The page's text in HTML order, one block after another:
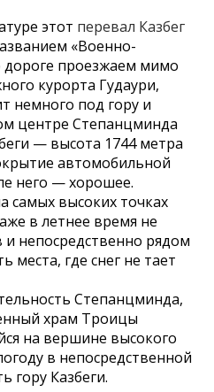
этот перевал Казбег
«Военно-
дороге проезжаем мимо
курорта Гудаури,
немного под гору и
центре Степанцминда
— высота 1744 метра
автомобильной
него — хорошее.
самых высоких точках
в летнее время не
непосредственно рядом
места, где снег не тает
Степанцминда,
храм Троицы
на вершине высокого
в непосредственной
гору Казбеги.